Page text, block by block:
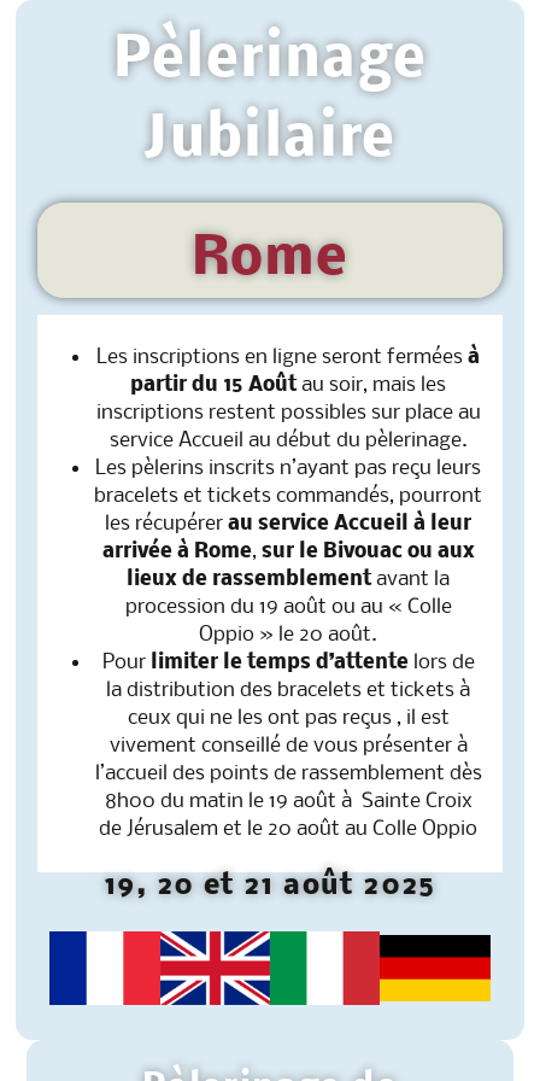
Pèlerinage
Jubilaire
Rome
Les inscriptions en ligne seront fermées à
partir du 15 Aoûtau soir, mais les
inscriptions restent possibles sur place au
service Accueil au début du pèlerinage.
Les pèlerins inscrits n’ayant pas reçu leurs
bracelets et tickets commandés, pourront
les récupérer au service Accueil à leur
arrivée à Rome, sur le Bivouac ou aux
lieux de rassemblementavant la
procession du 19 août ou au « Colle
Oppio » le 20 août.
Pourlimiter le temps d’attentelors de
la distribution des bracelets et tickets à
ceux qui ne les ont pas reçus , il est
vivement conseillé de vous présenter à
l’accueil des points de rassemblement dès
8h00 du matin le 19 août à Sainte Croix
de Jérusalem et le 20 août au Colle Oppio
19, 20 et 21 août 2025